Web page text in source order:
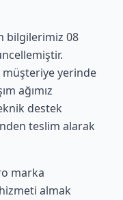
bilgilerimiz 08
müşteriye yerinde
ağımız
destek
teslim alarak
marka
almak